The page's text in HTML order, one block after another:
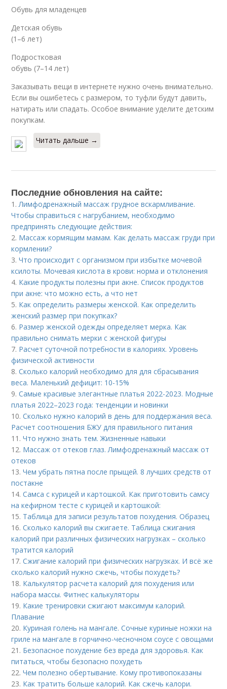
Обувь для младенцев
Детская обувь
(1–6 лет)
Подростковая
обувь (7–14 лет)
Заказывать вещи в интернете нужно очень внимательно.
Если вы ошибетесь с размером, то туфли будут давить,
натирать или спадать. Особое внимание уделите детским
покупкам.
Читать дальше →
Последние обновления на сайте:
1. Лимфодренажный массаж грудное вскармливание.
Чтобы справиться с нагрубанием, необходимо
предпринять следующие действия:
2. Массаж кормящим мамам. Как делать массаж груди при
кормлении?
3.Что происходит с организмом при избытке мочевой
ксилоты. Мочевая кислота в крови: норма и отклонения
4. Какие продукты полезны при акне. Список продуктов
при акне: что можно есть, а что нет
5. Как определить размеры женской. Как определить
женский размер при покупках?
6. Размер женской одежды определяет мерка. Как
правильно снимать мерки с женской фигуры
7. Расчет суточной потребности в калориях. Уровень
физической активности
8.Сколько калорий необходимо для для сбрасывания
веса. Маленький дефицит: 10-15%
9.Самые красивые элегантные платья 2022-2023. Модные
платья 2022–2023 года: тенденции и новинки
10.Сколько нужно калорий в день для поддержания веса.
Расчет соотношения БЖУ для правильного питания
11.Что нужно знать тем. Жизненные навыки
12. Массаж от отеков глаз. Лимфодренажный массаж от
отеков
13.Чем убрать пятна после прыщей. 8 лучших средств от
постакне
14.Самса с курицей и картошкой. Как приготовить самсу
на кефирном тесте с курицей и картошкой:
15. Таблица для записи результатов похудения. Образец
16.Сколько калорий вы сжигаете. Таблица сжигания
калорий при различных физических нагрузках – сколько
тратится калорий
17.Сжигание калорий при физических нагрузках. И всё же
сколько калорий нужно сжечь, чтобы похудеть?
18. Калькулятор расчета калорий для похудения или
набора массы. Фитнес калькуляторы
19. Какие тренировки сжигают максимум калорий.
Плавание
20. Куриная голень на мангале. Сочные куриные ножки на
гриле на мангале в горчично-чесночном соусе с овощами
21. Безопасное похудение без вреда для здоровья. Как
питаться, чтобы безопасно похудеть
22.Чем полезно обертывание. Кому противопоказаны
23. Как тратить больше калорий. Как сжечь калори.